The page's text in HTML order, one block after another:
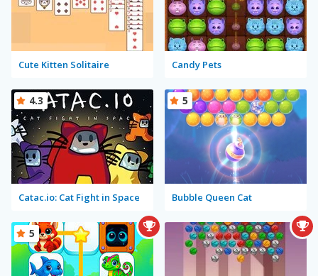
Cute Kitten Solitaire Candy Pets
Catac.io: Cat Fight in Space
4.3
Bubble Queen Cat
5
5